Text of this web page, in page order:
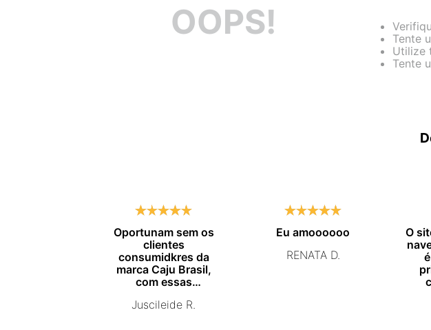
OOPS!
Tente
Utilize
Tente
Oportunam sem os
clientes
consumidkres da
marca Caju Brasil,
com essas
promocionais de
Juscileide R.
Eu amoooooo
RENATA D.
O